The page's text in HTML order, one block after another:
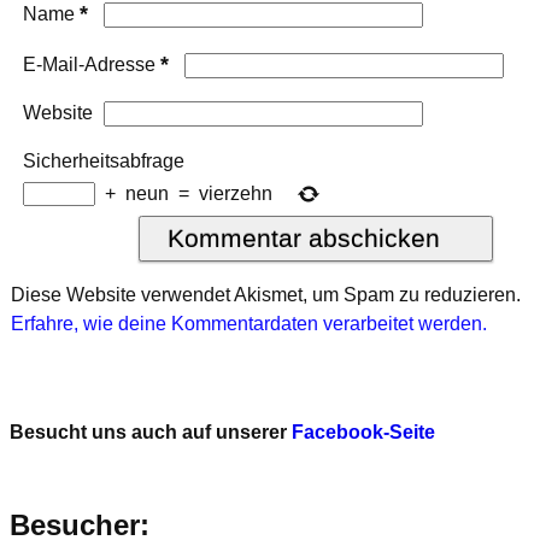
Name *
E-Mail-Adresse *
Website
Sicherheitsabfrage
+ neun = vierzehn
Diese Website verwendet Akismet, um Spam zu reduzieren.
Erfahre, wie deine Kommentardaten verarbeitet werden.
Besucht uns auch auf unserer Facebook-Seite
Besucher: